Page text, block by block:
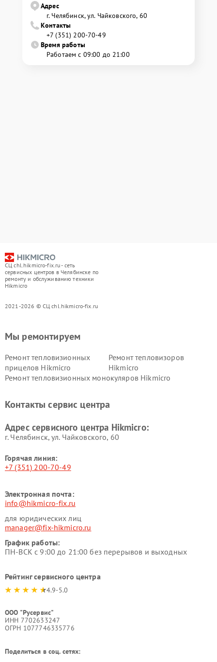
Адрес
г. Челябинск, ул. Чайковского, 60
Контакты
+7 (351) 200-70-49
Время работы
Работаем с 09:00 до 21:00
СЦ chl.hikmicro-fix.ru - сеть
сервисных центров в Челябинске по
ремонту и обслуживанию техники
Hikmicro
2021-2026 © СЦ chl.hikmicro-fix.ru
Мы ремонтируем
Ремонт тепловизионных
прицелов Hikmicro
Ремонт тепловизоров
Hikmicro
Ремонт тепловизионных монокуляров Hikmicro
Контакты сервис центра
Адрес сервисного центра Hikmicro:
г. Челябинск, ул. Чайковского, 60
Горячая линия:
+7 (351) 200-70-49
Электронная почта:
info@hikmicro-fix.ru
для юридических лиц
manager@fix-hikmicro.ru
График работы:
ПН-ВСК с 9:00 до 21:00 без перерывов и выходных
Рейтинг сервисного центра
4.9-5.0
ООО "Русервис"
ИНН 7702633247
ОГРН 1077746335776
Поделиться в соц. сетях: